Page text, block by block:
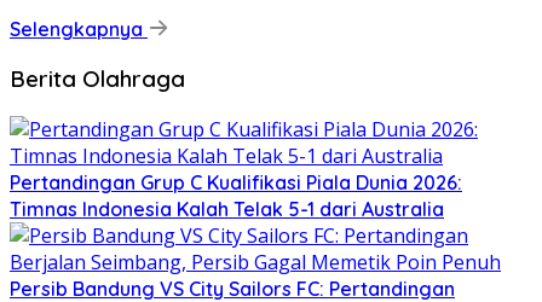
Selengkapnya
Berita Olahraga
Pertandingan Grup C Kualifikasi Piala Dunia 2026:
Timnas Indonesia Kalah Telak 5-1 dari Australia
Persib Bandung VS City Sailors FC: Pertandingan